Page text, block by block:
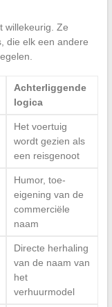
willekeurig. Ze
die elk een andere
Achterliggende
logica
Het voertuig
wordt gezien als
een reisgenoot
Humor, toe-
eigening van de
commerciële
naam
Directe herhaling
van de naam van
het
verhuurmodel